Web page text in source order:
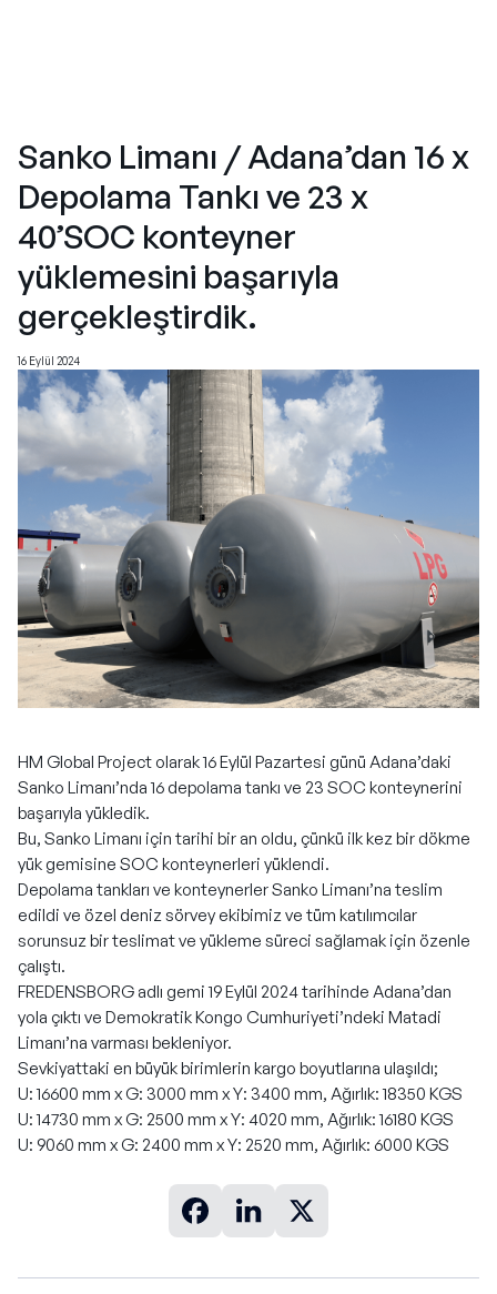
Sanko Limanı / Adana’dan 16 x
Depolama Tankı ve 23 x
40’SOC konteyner
yüklemesini başarıyla
gerçekleştirdik.
16 Eylül 2024
HM Global Project olarak 16 Eylül Pazartesi günü Adana’daki
Sanko Limanı’nda 16 depolama tankı ve 23 SOC konteynerini
başarıyla yükledik.
Bu, Sanko Limanı için tarihi bir an oldu, çünkü ilk kez bir dökme
yük gemisine SOC konteynerleri yüklendi.
Depolama tankları ve konteynerler Sanko Limanı’na teslim
edildi ve özel deniz sörvey ekibimiz ve tüm katılımcılar
sorunsuz bir teslimat ve yükleme süreci sağlamak için özenle
çalıştı.
FREDENSBORG adlı gemi 19 Eylül 2024 tarihinde Adana’dan
yola çıktı ve Demokratik Kongo Cumhuriyeti’ndeki Matadi
Limanı’na varması bekleniyor.
Sevkiyattaki en büyük birimlerin kargo boyutlarına ulaşıldı;
U: 16600 mm x G: 3000 mm x Y: 3400 mm, Ağırlık: 18350 KGS
U: 14730 mm x G: 2500 mm x Y: 4020 mm, Ağırlık: 16180 KGS
U: 9060 mm x G: 2400 mm x Y: 2520 mm, Ağırlık: 6000 KGS